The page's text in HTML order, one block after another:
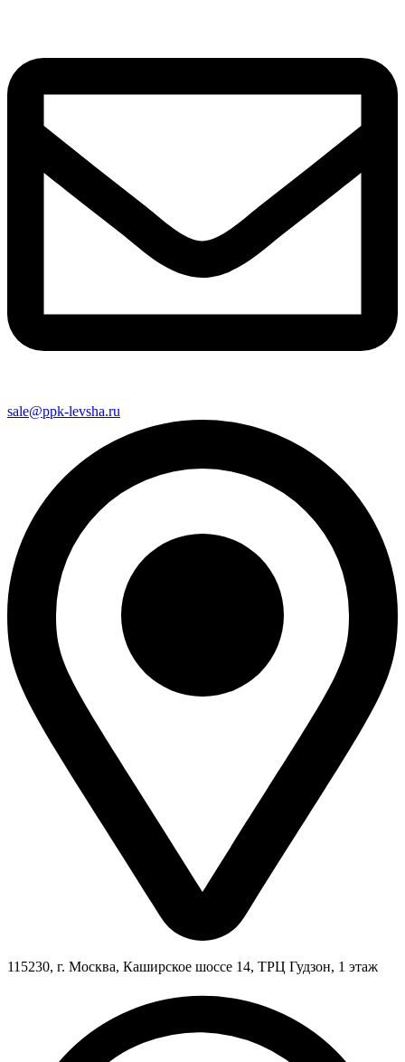
sale@ppk-levsha.ru
115230, г. Москва, Каширское шоссе 14, ТРЦ Гудзон, 1 этаж